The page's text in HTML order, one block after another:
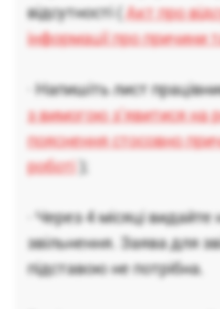
відсутності (Акт про
інформації про причини
· Напишіть лист
з вимогою з’явитися на
пояснення стосовно
роботі );
· Через 4 місяці
звільнення. Заява для
підставою не потрібна.